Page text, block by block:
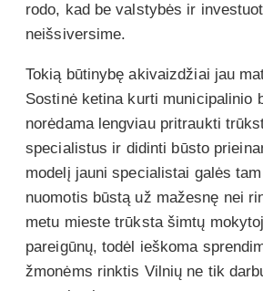
rodo, kad be valstybės ir
neišsiversime.
Tokią būtinybę akivaizdžiai jau
Sostinė ketina kurti municipalinio
norėdama lengviau pritraukti
specialistus ir didinti būsto
modelį jauni specialistai galės
nuomotis būstą už mažesnę nei
metu mieste trūksta šimtų
pareigūnų, todėl ieškoma
žmonėms rinktis Vilnių ne tik